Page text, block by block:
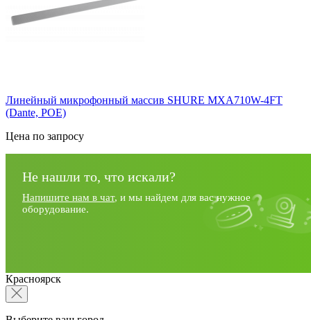
Линейный микрофонный массив SHURE MXA710W-4FT
(Dante, POE)
Цена по запросу
Не нашли то, что искали?
Напишите нам в чат, и мы найдем для вас нужное
оборудование.
Красноярск